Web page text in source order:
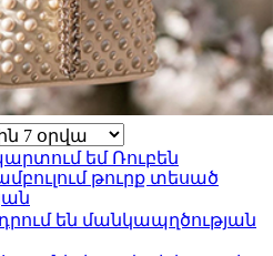
եմ Ռուբեն
թուրք տեսած
են մանկապղծության